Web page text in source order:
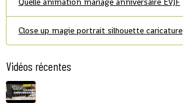
Close up magie portrait silhouette caricature
Vidéos récentes